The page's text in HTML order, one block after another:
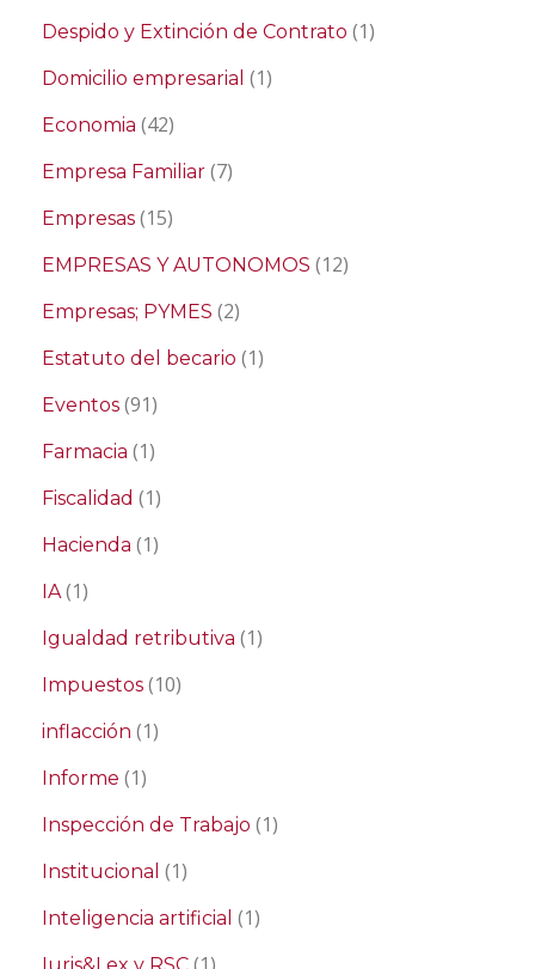
Despido y Extinción de Contrato (1)
Domicilio empresarial (1)
Economia (42)
Empresa Familiar (7)
Empresas (15)
EMPRESAS Y AUTONOMOS (12)
Empresas; PYMES (2)
Estatuto del becario (1)
Eventos (91)
Farmacia (1)
Fiscalidad (1)
Hacienda (1)
IA(1)
Igualdad retributiva (1)
Impuestos (10)
inflacción (1)
Informe (1)
Inspección de Trabajo (1)
Institucional (1)
Inteligencia artificial (1)